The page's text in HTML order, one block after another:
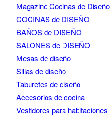
Magazine Cocinas de Diseño
COCINAS de DISEÑO
BAÑOS de DISEÑO
SALONES de DISEÑO
Mesas de diseño
Sillas de diseño
Taburetes de diseño
Accesorios de cocina
Vestidores para habitaciones